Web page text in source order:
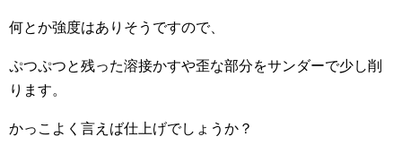
何とか強度はありそうですので、
ぷつぷつと残った溶接かすや歪な部分をサンダーで少し削
ります。
かっこよく言えば仕上げでしょうか？